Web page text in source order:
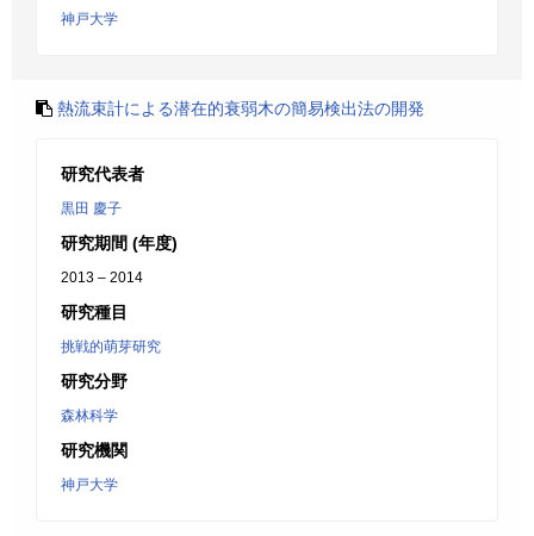
神戸大学
熱流束計による潜在的衰弱木の簡易検出法の開発
研究代表者
黒田 慶子
研究期間 (年度)
2013 – 2014
研究種目
挑戦的萌芽研究
研究分野
森林科学
研究機関
神戸大学